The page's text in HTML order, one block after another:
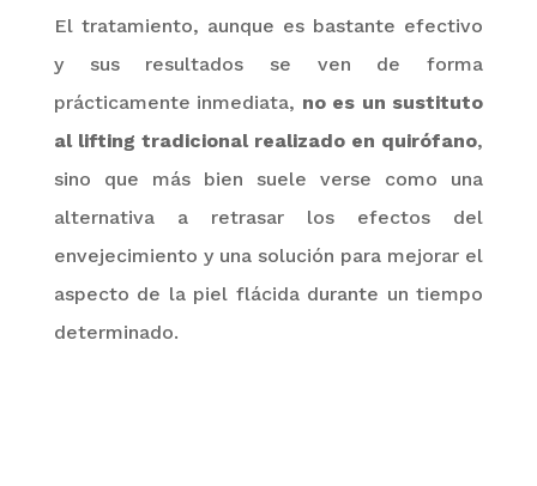
El tratamiento, aunque es bastante efectivo
y sus resultados se ven de forma
prácticamente inmediata, no es un sustituto
al lifting tradicional realizado en quirófano,
sino que más bien suele verse como una
alternativa a retrasar los efectos del
envejecimiento y una solución para mejorar el
aspecto de la piel flácida durante un tiempo
determinado.